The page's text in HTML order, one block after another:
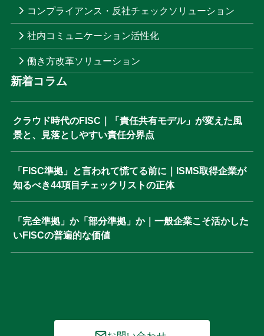
コンプライアンス・反社チェックソリューション
社内コミュニケーション活性化
働き方改革ソリューション
新着コラム
クラウド時代のFISC｜「責任共有モデル」が変えた風
景と、見落としやすい責任分界点
「FISC準拠」と言われて慌てる前に｜ISMS取得企業が
知るべき44項目チェックリストの正体
「完全準拠」か「部分準拠」か｜一般企業こそ活かした
いFISCの普遍的な価値